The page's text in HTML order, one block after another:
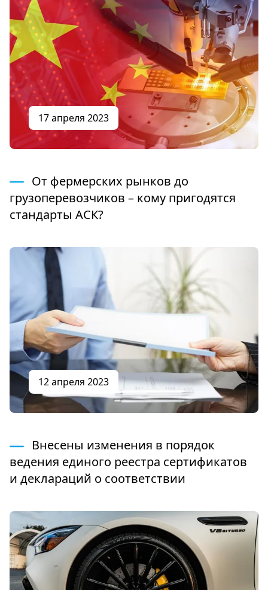
17 апреля 2023
От фермерских рынков до
грузоперевозчиков – кому пригодятся
стандарты АСК?
12 апреля 2023
Внесены изменения в порядок
ведения единого реестра сертификатов
и деклараций о соответствии